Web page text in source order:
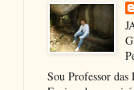
Sou Professor das